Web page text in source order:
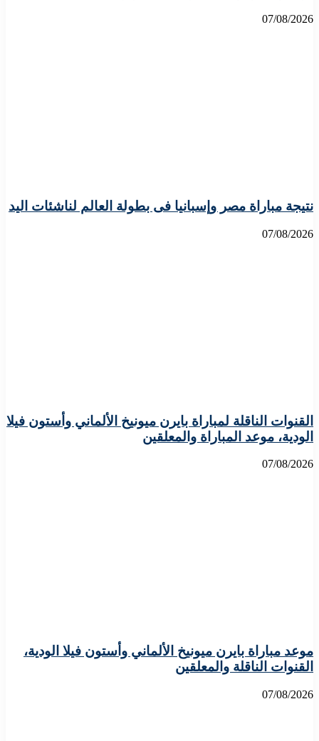
07/08/2026
نتيجة مباراة مصر وإسبانيا فى بطولة العالم لناشئات اليد
07/08/2026
القنوات الناقلة لمباراة بايرن ميونيخ الألماني وأستون فيلا
الودية، موعد المباراة والمعلقين
07/08/2026
موعد مباراة بايرن ميونيخ الألماني وأستون فيلا الودية،
القنوات الناقلة والمعلقين
07/08/2026